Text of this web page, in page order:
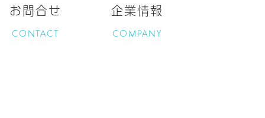
お問合せ
CONTACT
企業情報
COMPANY